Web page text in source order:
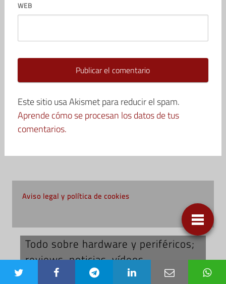
WEB
Este sitio usa Akismet para reducir el spam.
Aprende cómo se procesan los datos de tus
comentarios.
Aviso legal y política de cookies
Todo sobre hardware y periféricos;
reviews, noticias, vídeos